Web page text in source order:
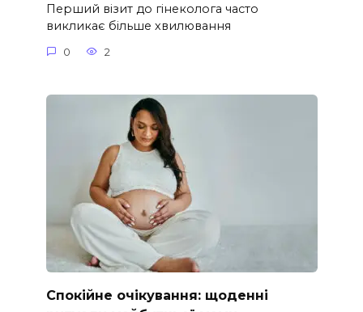
Перший візит до гінеколога часто
викликає більше хвилювання
0 2
Спокійне очікування: щоденні